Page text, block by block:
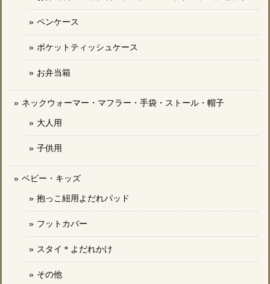
ペンケース
ポケットティッシュケース
お弁当箱
ネックウォーマー・マフラー・手袋・ストール・帽子
大人用
子供用
ベビー・キッズ
抱っこ紐用よだれパッド
フットカバー
スタイ＊よだれかけ
その他